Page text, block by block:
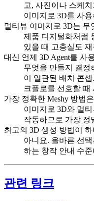
고, 사진이나 스케
이미지로 3D를 사
멀티뷰 이미지로 3D는 무
제품 디지털화처럼
있을 때 고충실도
대신 언제 3D Agent를 사
무엇을 만들지 결정
이 일관된 배치 콘
크플로를 선호할 때
가장 정확한 Meshy 방법
이미지로 3D와 멀
작동하므로 가장 정
최고의 3D 생성 방법이
아니요. 올바른 선
하는 창작 안내 수
관련 링크